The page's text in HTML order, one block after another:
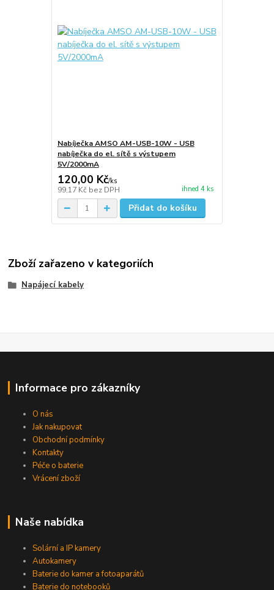
Nabíječka AMSO AM-USB-10W - USB
nabíječka do el. sítě s výstupem
5V/2000mA
120,00 Kč/ks
99,17 Kč bez DPH ihned 4 ks
Přidat do košíku
Zboží zařazeno v kategoriích
Napájecí kabely
Informace pro zákazníky
O nás
Jak nakupovat
Obchodní podmínky
Kontakty
Péče o baterie
Vrácení zboží
Naše nabídka
Solární a IP kamery
Autokamery
Baterie do kamer a fotoaparátů
Baterie do notebooků